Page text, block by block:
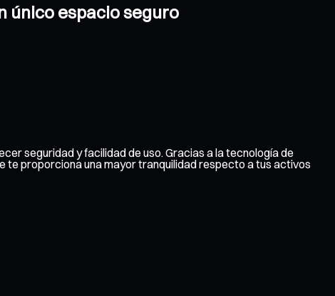
único espacio seguro
seguridad y facilidad de uso. Gracias a la tecnología de
te proporciona una mayor tranquilidad respecto a tus activos